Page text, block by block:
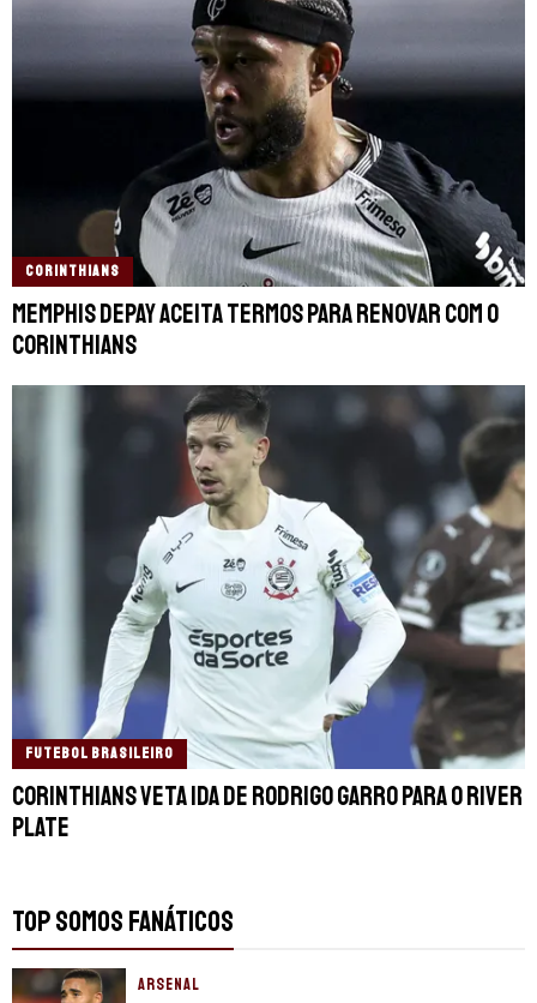
CORINTHIANS
Memphis Depay aceita termos para renovar com o
Corinthians
FUTEBOL BRASILEIRO
Corinthians veta ida de Rodrigo Garro para o River
Plate
TOP SOMOS FANÁTICOS
ARSENAL